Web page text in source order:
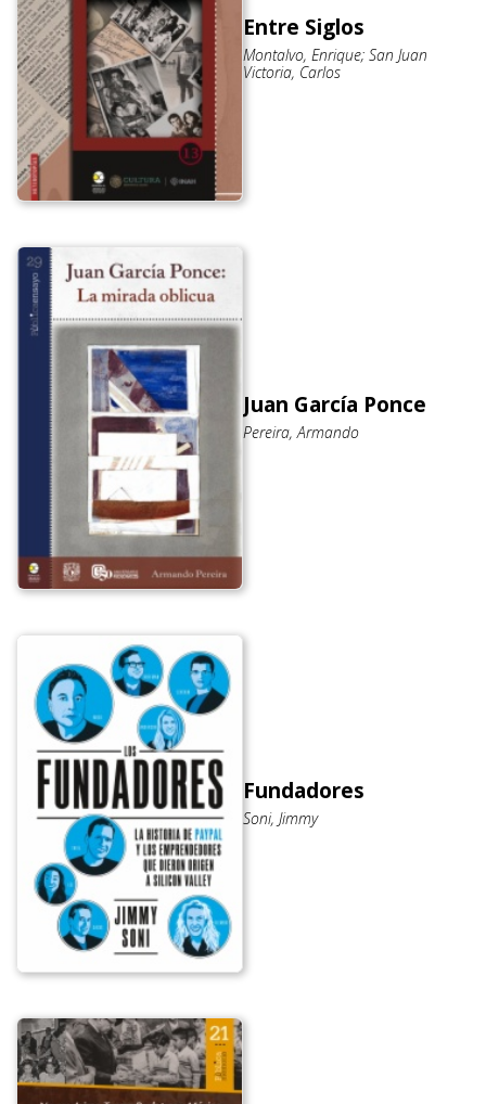
Entre Siglos
Montalvo, Enrique; San Juan
Victoria, Carlos
Juan García Ponce
Pereira, Armando
Fundadores
Soni, Jimmy